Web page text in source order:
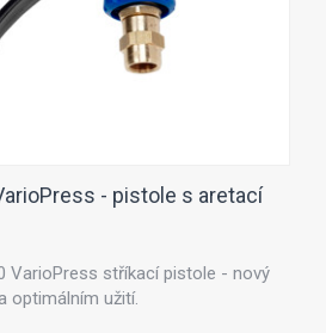
- pistole s aretací
VarioPress stříkací pistole - nový
optimálním užití.